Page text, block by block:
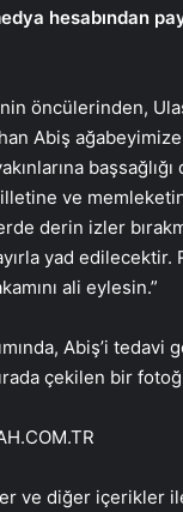
hesabından
öncülerinden,
Abiş ağabeyimize
ve
derin izler
yad edilecektir.
ali eylesin.”
Abiş’i tedavi
çekilen bir
ve diğer içerikler